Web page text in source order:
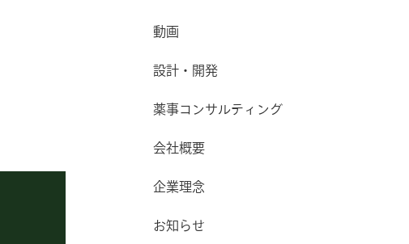
動画
設計・開発
薬事コンサルティング
会社概要
企業理念
お知らせ